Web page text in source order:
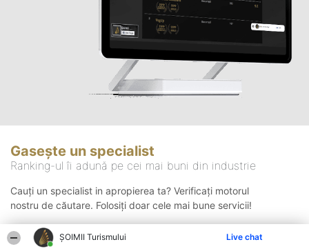
ȘOIMII Turismului Live chat
Gasește un specialist
Ranking-ul îi adună pe cei mai buni din industrie
Cauți un specialist in apropierea ta? Verificați motorul
nostru de căutare. Folosiți doar cele mai bune servicii!